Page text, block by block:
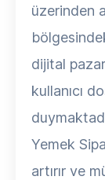
üzerinden
dijital
kullanıcı
Yemek
artırır ve